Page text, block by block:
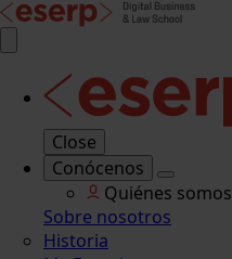
Close
Conócenos
Quiénes somos
Sobre nosotros
Historia